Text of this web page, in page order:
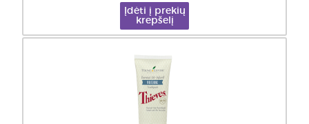
Įdėti į prekių
krepšelį